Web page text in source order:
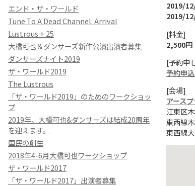
エンド・ザ・ワールド
Tune To A Dead Channel: Arrival
Lustrous + 25
大橋可也＆ダンサーズ新作公演出演者募集
ダンサーズナイト2019
ザ・ワールド2019
The Lustrous
「ザ・ワールド2019」のためのワークショッ
プ
2019年、大橋可也&ダンサーズは結成20周年
を迎えます。
国民の創生
2018年4-6月大橋可也ワークショップ
ザ・ワールド2017
「ザ・ワールド2017」出演者募集
2019/
2019/
[料金]
2,500円
[予約申
予約申
[会場]
アース
江東区
東西線
東西線